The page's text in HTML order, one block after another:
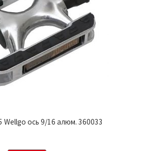
Wellgo ось 9/16 алюм. 360033